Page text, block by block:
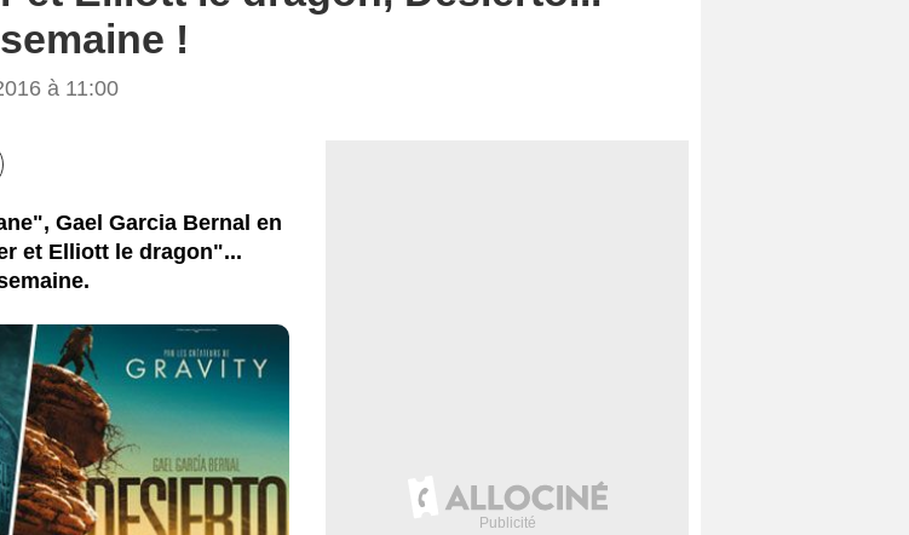
!
à 11:00
cet article
Gael Garcia Bernal en
et Elliott le dragon"...